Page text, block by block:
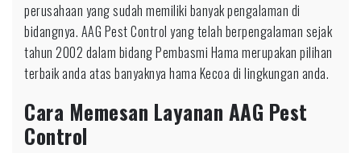
perusahaan yang sudah memiliki banyak pengalaman di
bidangnya. AAG Pest Control yang telah berpengalaman sejak
tahun 2002 dalam bidang Pembasmi Hama merupakan pilihan
terbaik anda atas banyaknya hama Kecoa di lingkungan anda.
Cara Memesan Layanan AAG Pest
Control